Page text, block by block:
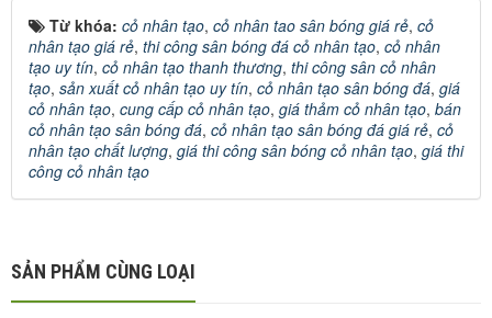
Từ khóa: cỏ nhân tạo, cỏ nhân tao sân bóng giá rẻ, cỏ
nhân tạo giá rẻ, thi công sân bóng đá cỏ nhân tạo, cỏ nhân
tạo uy tín, cỏ nhân tạo thanh thương, thi công sân cỏ nhân
tạo, sản xuất cỏ nhân tạo uy tín, cỏ nhân tạo sân bóng đá, giá
cỏ nhân tạo, cung cấp cỏ nhân tạo, giá thảm cỏ nhân tạo, bán
cỏ nhân tạo sân bóng đá, cỏ nhân tạo sân bóng đá giá rẻ, cỏ
nhân tạo chất lượng, giá thi công sân bóng cỏ nhân tạo, giá thi
công cỏ nhân tạo
SẢN PHẨM CÙNG LOẠI